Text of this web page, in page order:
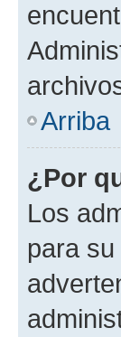
Arriba
¿Por
Los
para